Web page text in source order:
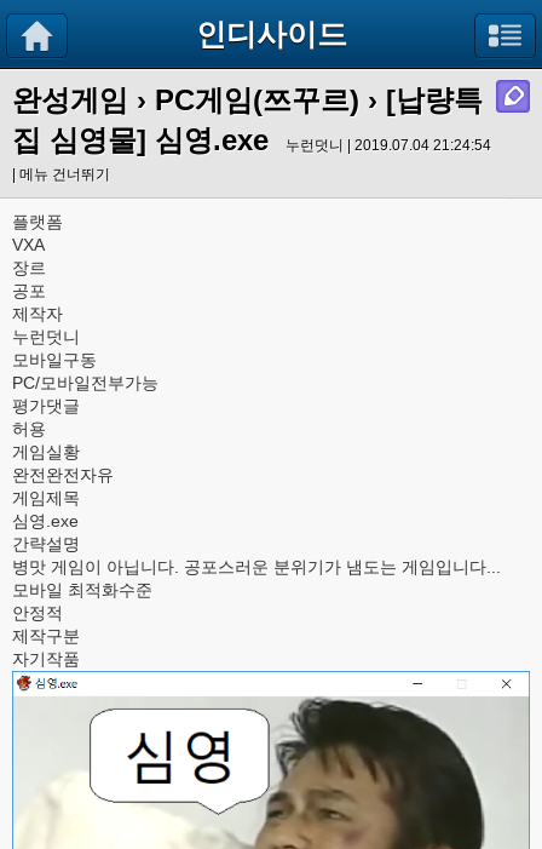
인디사이드
완성게임 › PC게임(쯔꾸르) › [납량특
집 심영물] 심영.exe
누런덧니 | 2019.07.04 21:24:54
메뉴 건너뛰기
플랫폼
VXA
장르
공포
제작자
누런덧니
모바일구동
PC/모바일전부가능
평가댓글
허용
게임실황
완전완전자유
게임제목
심영.exe
간략설명
병맛 게임이 아닙니다. 공포스러운 분위기가 냄도는 게임입니다...
모바일 최적화수준
안정적
제작구분
자기작품